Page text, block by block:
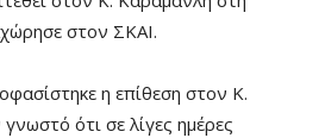
στον ΣΚΑΙ.
η επίθεση στον Κ.
ότι σε λίγες ημέρες